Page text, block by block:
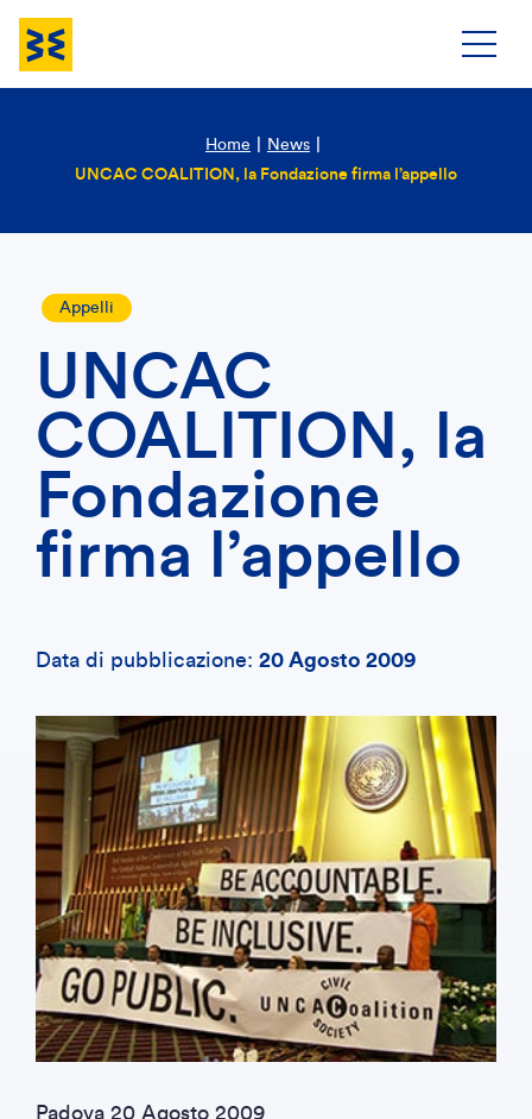
Home News
UNCAC COALITION, la Fondazione firma l’appello
Appelli
UNCAC
COALITION, la
Fondazione
firma l’appello
Data di pubblicazione: 20 Agosto 2009
Padova 20 Agosto 2009